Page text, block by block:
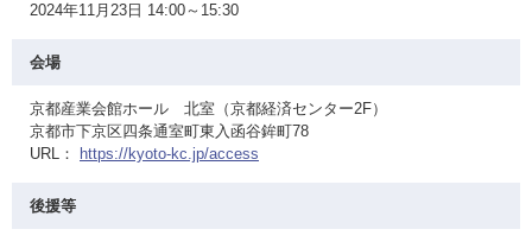
2024年11月23日 14:00～15:30
会場
京都産業会館ホール 北室（京都経済センター2F）
京都市下京区四条通室町東入函谷鉾町78
URL：
https://kyoto-kc.jp/access
後援等